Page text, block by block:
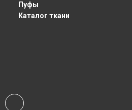
Пуфы
Каталог ткани